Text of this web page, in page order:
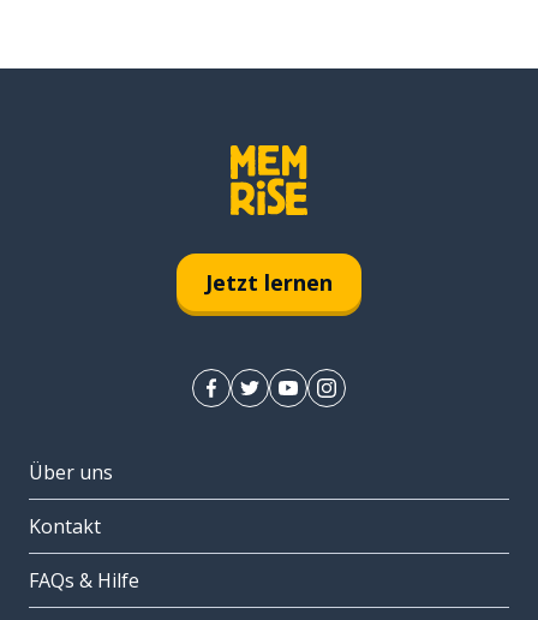
Jetzt lernen
Über uns
Kontakt
FAQs & Hilfe